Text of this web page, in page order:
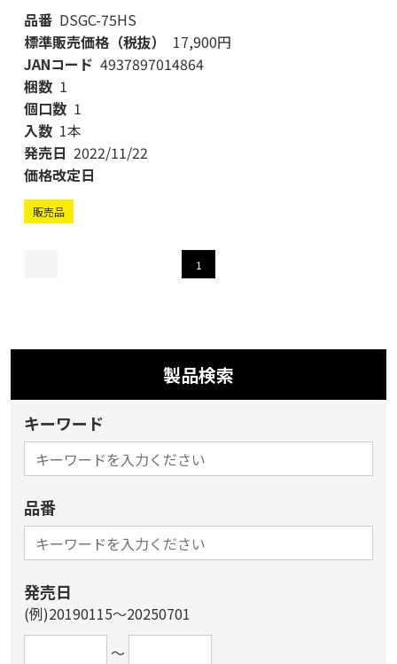
品番 DSGC-75HS
標準販売価格（税抜）
17,900円
JANコード 4937897014864
梱数 1
個口数 1
入数 1本
発売日 2022/11/22
価格改定日
販売品
1
製品検索
キーワード
品番
発売日
(例)20190115～20250701
～